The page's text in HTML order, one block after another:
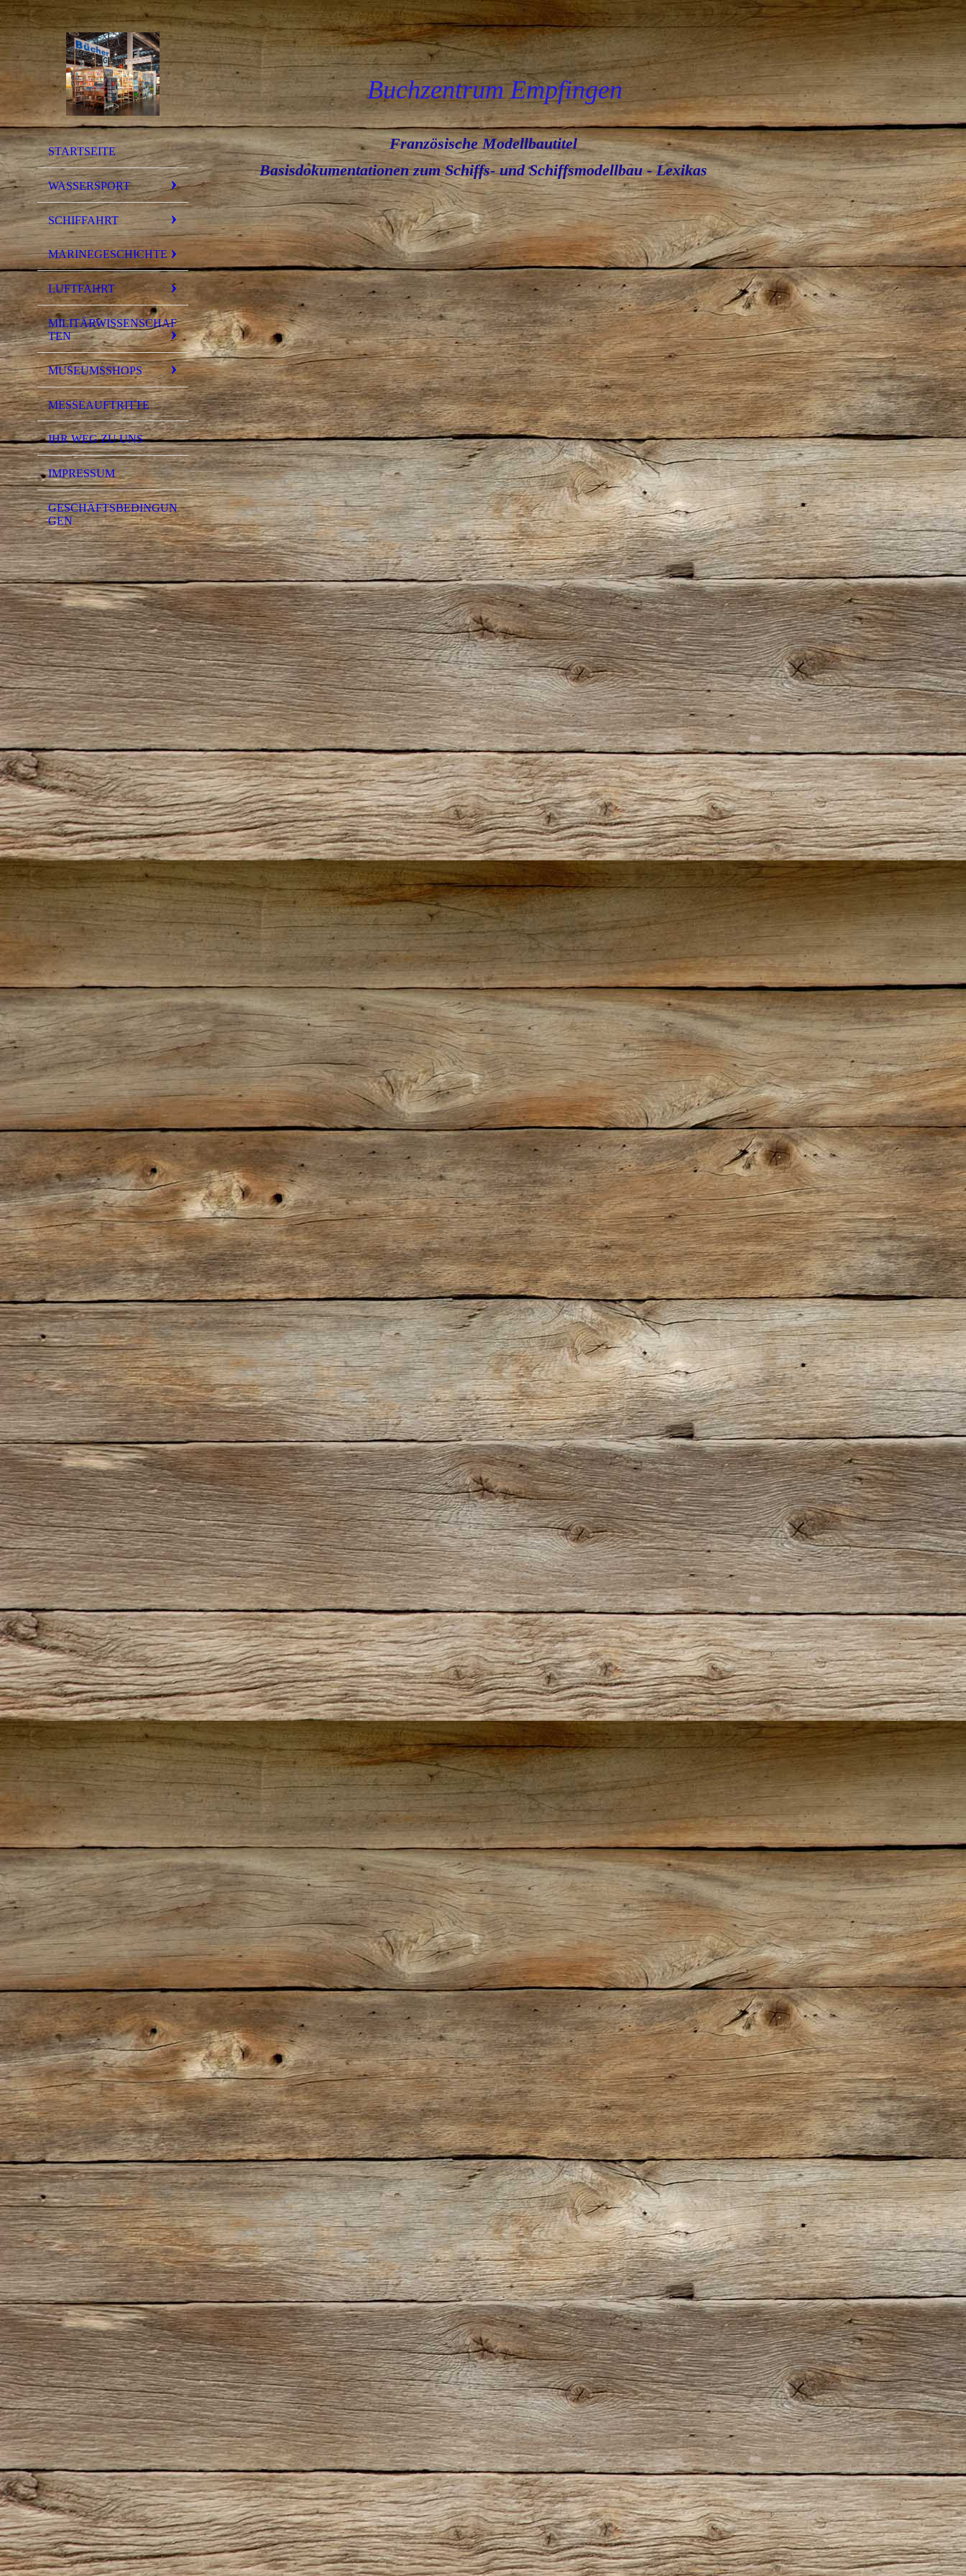
STARTSEITE
WASSERSPORT
SCHIFFAHRT
MARINEGESCHICHTE
LUFTFAHRT
MILITÄRWISSENSCHAF
TEN
MUSEUMSSHOPS
MESSEAUFTRITTE
IHR WEG ZU UNS
IMPRESSUM
GESCHÄFTSBEDINGUN
GEN
Buchzentrum Empfingen
Französische Modellbautitel
Basisdokumentationen zum Schiffs- und Schiffsmodellbau - Lexikas
1927-505 Die Kunst des Modelbaus (Bild)
1927-512 Historic Ship Models (Bild)
1927-521 Modéls Historique (Bild)